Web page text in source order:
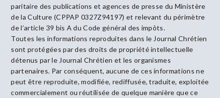
paritaire des publications et agences de presse du Ministère
de la Culture (CPPAP 0327Z94197) et relevant du périmètre
de l’article 39 bis A du Code général des impôts.
Toutes les informations reproduites dans le Journal Chrétien
sont protégées par des droits de propriété intellectuelle
détenus par le Journal Chrétien et les organismes
partenaires. Par conséquent, aucune de ces informations ne
peut être reproduite, modifiée, rediffusée, traduite, exploitée
commercialement ou réutilisée de quelque manière que ce